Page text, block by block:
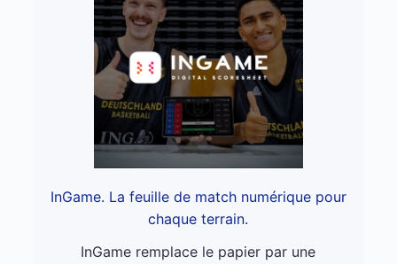
InGame. La feuille de match numérique pour
chaque terrain.
InGame remplace le papier par une